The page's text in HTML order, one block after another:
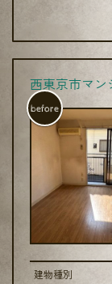
西東京市マン
before
建物種別